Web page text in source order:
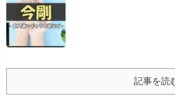
記事を読